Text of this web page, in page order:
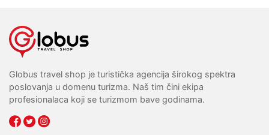
Globus travel shop je turistička agencija širokog spektra
poslovanja u domenu turizma. Naš tim čini ekipa
profesionalaca koji se turizmom bave godinama.